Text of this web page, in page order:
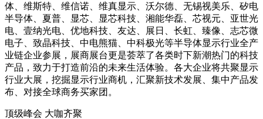
体、维斯特、维信诺、维真显示、沃尔德、无锡视美乐、矽电
半导体、夏普、显芯、显芯科技、湘能华磊、芯视元、亚世光
电、壹纳光电、优地科技、友达、展日、长虹、臻像、志芯微
电子、致晶科技、中电熊猫、中科极光等半导体显示行业全产
业链企业参展，展商展台更是荟萃了各类时下新潮热门的科技
产品，致力于打造前沿的未来生活体验。各大企业将共聚显示
行业大展，挖掘显示行业商机，汇聚新技术发展、集中产品发
布、对接全球商务买家团。
顶级峰会 大咖齐聚